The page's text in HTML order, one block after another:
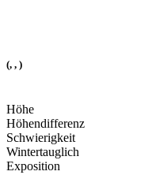
(, , )
Höhe
Höhendifferenz
Schwierigkeit
Wintertauglich
Exposition